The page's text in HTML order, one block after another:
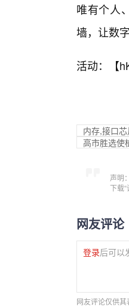
唯有个人
墙，让数
活动：【
内存,接口
高市胜选使
声明
下载
网友评论
登录后可以
网友评论仅供